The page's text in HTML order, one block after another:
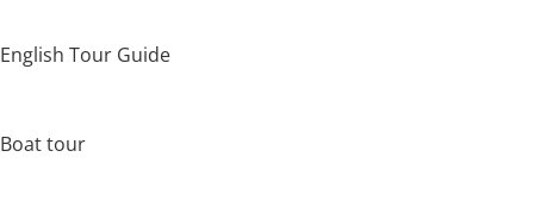
English Tour Guide
Boat tour